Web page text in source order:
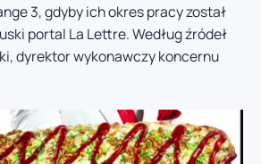
3, gdyby ich okres pracy został
portal La Lettre. Według źródeł
dyrektor wykonawczy koncernu